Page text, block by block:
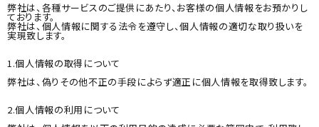
ACCOUNT MENU
ようこそ ゲスト 様
meeting_room ログイン person
ハンダごて
弊社は、各種サービスのご提供にあたり、お客様の個人情報をお預かりし
ております。
弊社は、個人情報に関する法令を遵守し、個人情報の適切な取り扱いを
実現致します。
1.個人情報の取得について
弊社は、偽りその他不正の手段によらず適正に個人情報を取得致します。
2.個人情報の利用について